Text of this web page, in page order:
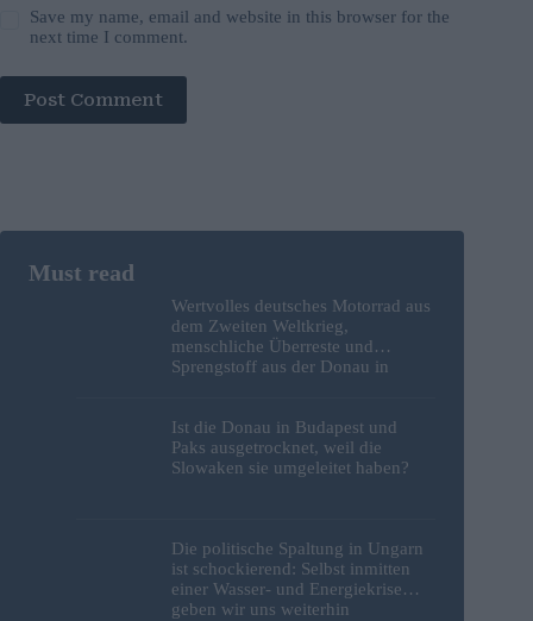
Save my name, email and website in this browser for the
next time I comment.
Post Comment
Wertvolles deutsches Motorrad aus
dem Zweiten Weltkrieg,
menschliche Überreste und
Sprengstoff aus der Donau in
Ist die Donau in Budapest und
Paks ausgetrocknet, weil die
Slowaken sie umgeleitet haben?
Die politische Spaltung in Ungarn
ist schockierend: Selbst inmitten
einer Wasser- und Energiekrise
geben wir uns weiterhin